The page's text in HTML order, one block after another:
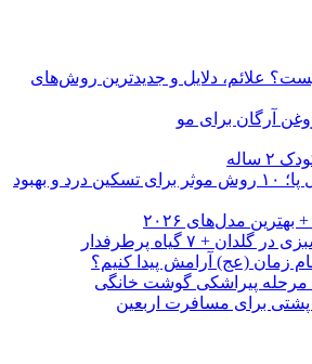
علائم، دلایل و جدیدترین روش‌های
آرگان برای مو
ساله
درمان خانگی تاول پا؛ ۱۰ روش موثر برای تسکین درد و بهبود
مدل‌های ۲۰۲۶
+ ۷ گیاه پرطرفدار
زمان (عج) آرامش پیدا کنیم؟
مرحله پیراشکی گوشت خانگی
پشتی برای مسافرت اربعین